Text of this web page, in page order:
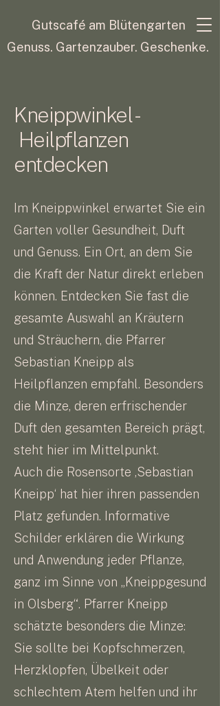
Genuss. Gartenzauber. Geschenke.
Gutscafé am Blütengarten
Kneippwinkel -
Heilpflanzen
entdecken
Im Kneippwinkel erwartet Sie ein
Garten voller Gesundheit, Duft
und Genuss. Ein Ort, an dem Sie
die Kraft der Natur direkt erleben
können. Entdecken Sie fast die
gesamte Auswahl an Kräutern
und Sträuchern, die Pfarrer
Sebastian Kneipp als
Heilpflanzen empfahl. Besonders
die Minze, deren erfrischender
Duft den gesamten Bereich prägt,
steht hier im Mittelpunkt.
Auch die Rosensorte ‚Sebastian
Kneipp‘ hat hier ihren passenden
Platz gefunden. Informative
Schilder erklären die Wirkung
und Anwendung jeder Pflanze,
ganz im Sinne von „Kneippgesund
in Olsberg“. Pfarrer Kneipp
schätzte besonders die Minze:
Sie sollte bei Kopfschmerzen,
Herzklopfen, Übelkeit oder
schlechtem Atem helfen und ihr